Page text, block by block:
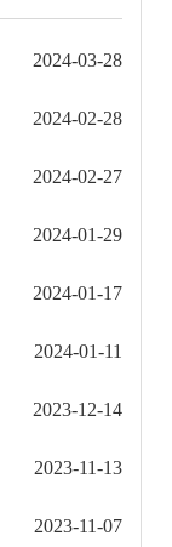
2024-03-28
2024-02-28
2024-02-27
2024-01-29
2024-01-17
2024-01-11
2023-12-14
2023-11-13
2023-11-07